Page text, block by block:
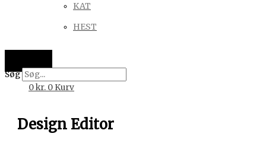
KAT
HEST
Søg
0kr. 0 Kurv
Design Editor